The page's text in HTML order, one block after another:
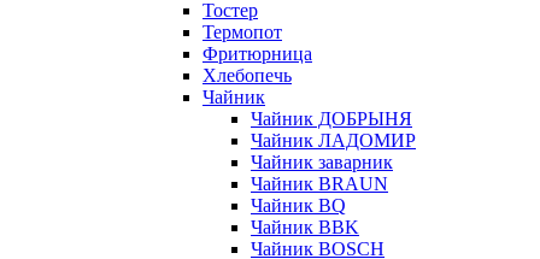
Тостер
Термопот
Фритюрница
Хлебопечь
Чайник
Чайник ДОБРЫНЯ
Чайник ЛАДОМИР
Чайник заварник
Чайник BRAUN
Чайник BQ
Чайник BBK
Чайник BOSCH